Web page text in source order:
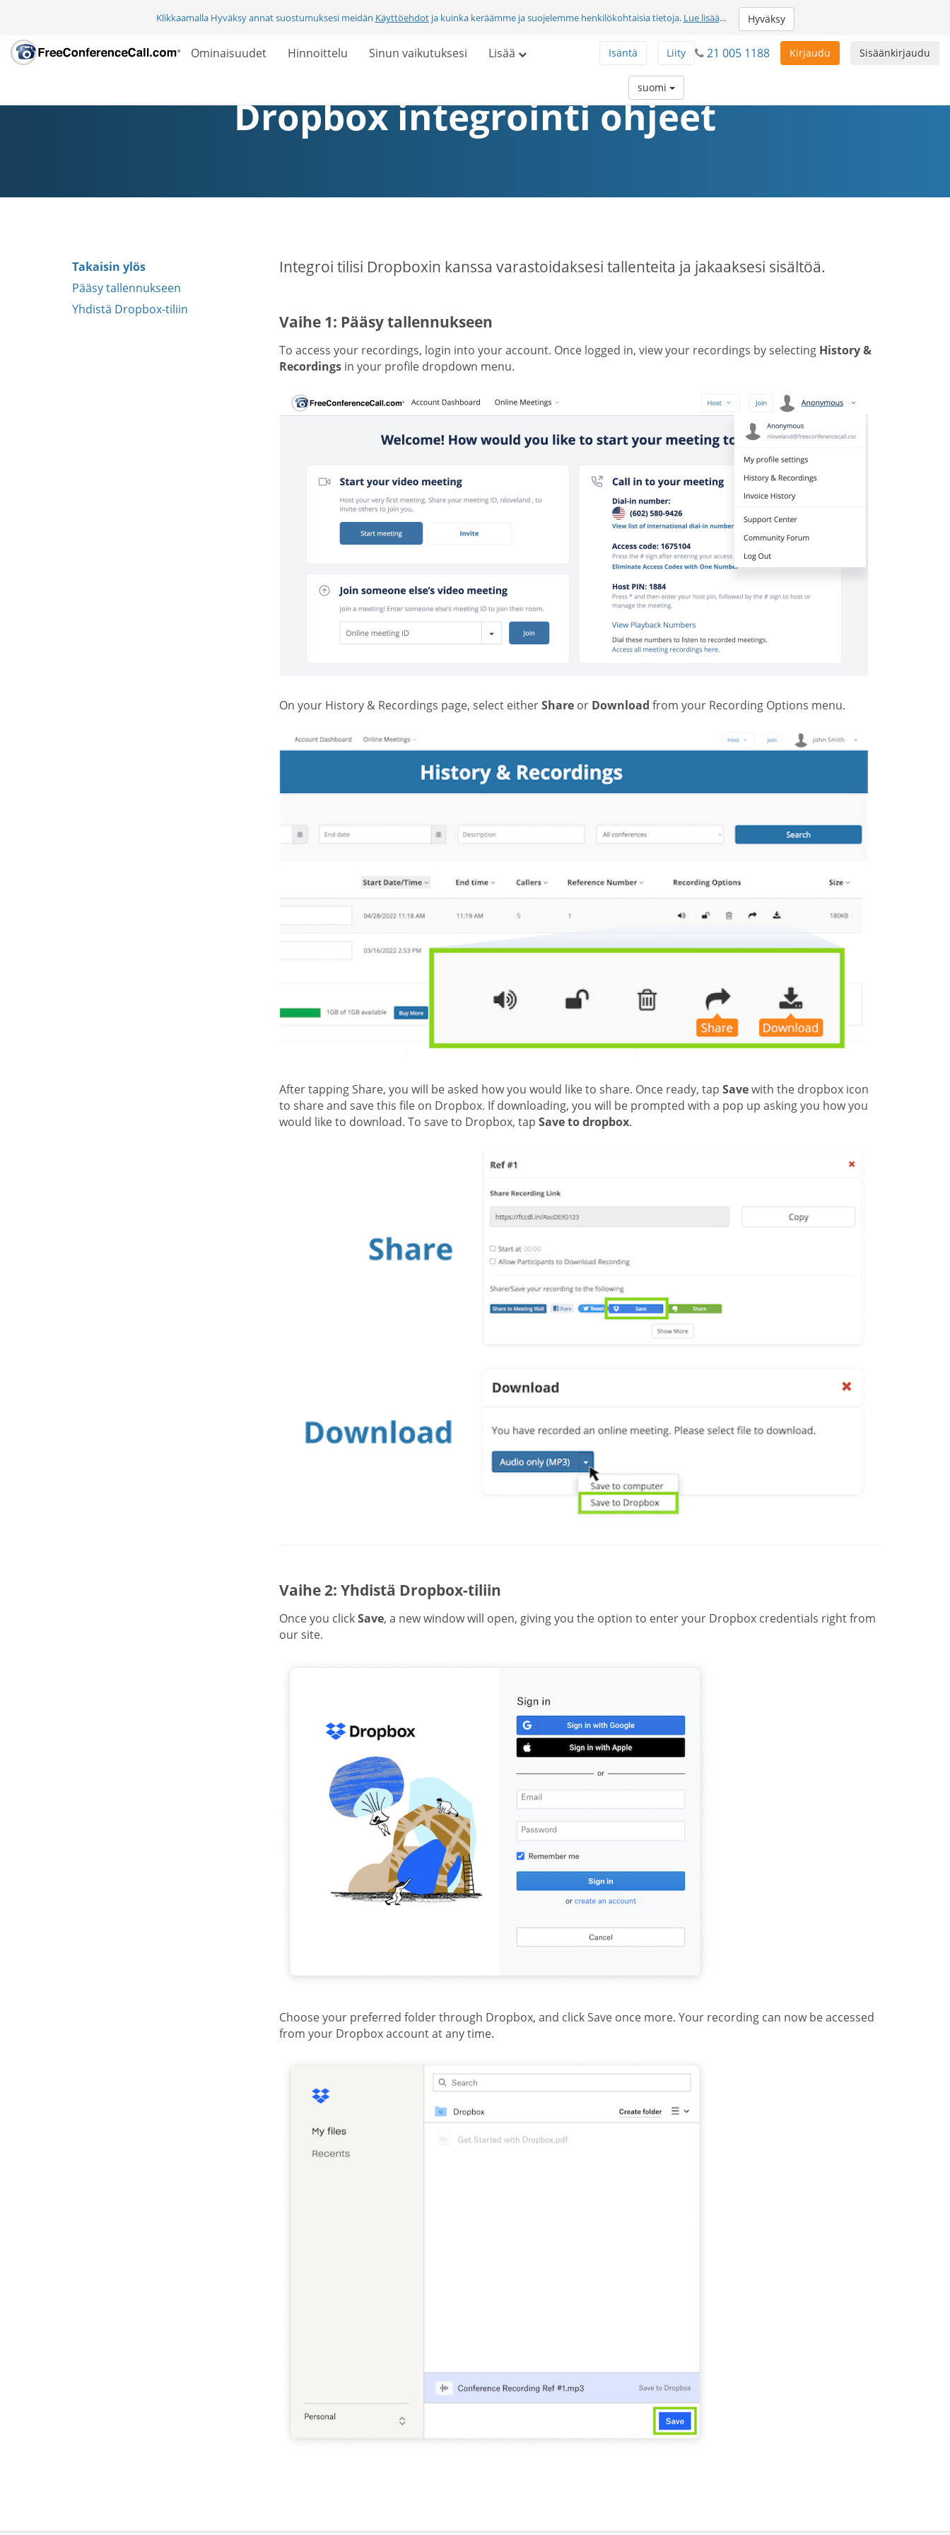
Klikkaamalla Hyväksy annat suostumuksesi meidän Käyttöehdotja kuinka keräämme ja suojelemme henkilökohtaisia tietoja. Lue lisää... Hyväksy
Ominaisuudet Hinnoittelu Sinun vaikutuksesi Lisää Sisäänkirjaudu
Kirjaudu
21 005 1188
Liity
Isäntä
suomi
Dropbox integrointi ohjeet
Takaisin ylös
Pääsy tallennukseen
Yhdistä Dropbox-tiliin
Integroi tilisi Dropboxin kanssa varastoidaksesi tallenteita ja jakaaksesi sisältöä.
Vaihe 1: Pääsy tallennukseen
To access your recordings, login into your account. Once logged in, view your recordings by selecting History &
Recordingsin your profile dropdown menu.
On your History & Recordings page, select eitherShareor Download from your Recording Options menu.
After tapping Share, you will be asked how you would like to share. Once ready, tap Savewith the dropbox icon
to share and save this file on Dropbox. If downloading, you will be prompted with a pop up asking you how you
would like to download. To save to Dropbox, tap Save to dropbox.
Vaihe 2: Yhdistä Dropbox-tiliin
Once you clickSave, a new window will open, giving you the option to enter your Dropbox credentials right from
our site.
Choose your preferred folder through Dropbox, and click Save once more. Your recording can now be accessed
from your Dropbox account at any time.